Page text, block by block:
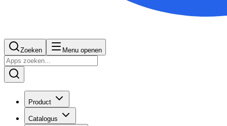
Zoeken Menu openen
Product
Catalogus